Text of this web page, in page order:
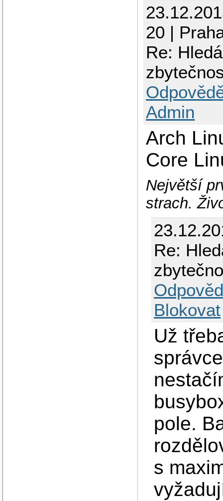
20 |
Re:
Admin
Arch
Core
Největší
strach.
Re:
Blokovat
Už
pole.
s